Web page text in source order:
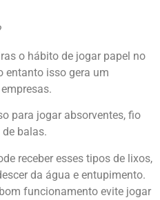
o hábito de jogar papel no
entanto isso gera um
para jogar absorventes, fio
balas.
receber esses tipos de lixos,
da água e entupimento.
funcionamento evite jogar